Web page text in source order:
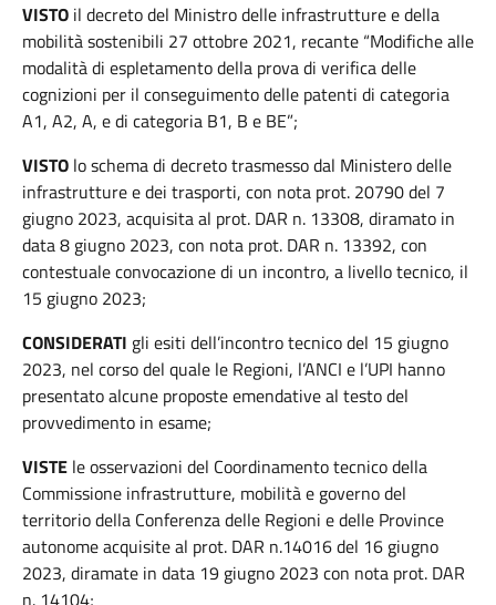
VISTO il decreto del Ministro delle infrastrutture e della
mobilità sostenibili 27 ottobre 2021, recante “Modifiche alle
modalità di espletamento della prova di verifica delle
cognizioni per il conseguimento delle patenti di categoria
A1, A2, A, e di categoria B1, B e BE”;
VISTO lo schema di decreto trasmesso dal Ministero delle
infrastrutture e dei trasporti, con nota prot. 20790 del 7
giugno 2023, acquisita al prot. DAR n. 13308, diramato in
data 8 giugno 2023, con nota prot. DAR n. 13392, con
contestuale convocazione di un incontro, a livello tecnico, il
15 giugno 2023;
CONSIDERATI gli esiti dell’incontro tecnico del 15 giugno
2023, nel corso del quale le Regioni, l’ANCI e l’UPI hanno
presentato alcune proposte emendative al testo del
provvedimento in esame;
VISTE le osservazioni del Coordinamento tecnico della
Commissione infrastrutture, mobilità e governo del
territorio della Conferenza delle Regioni e delle Province
autonome acquisite al prot. DAR n.14016 del 16 giugno
2023, diramate in data 19 giugno 2023 con nota prot. DAR
n. 14104;